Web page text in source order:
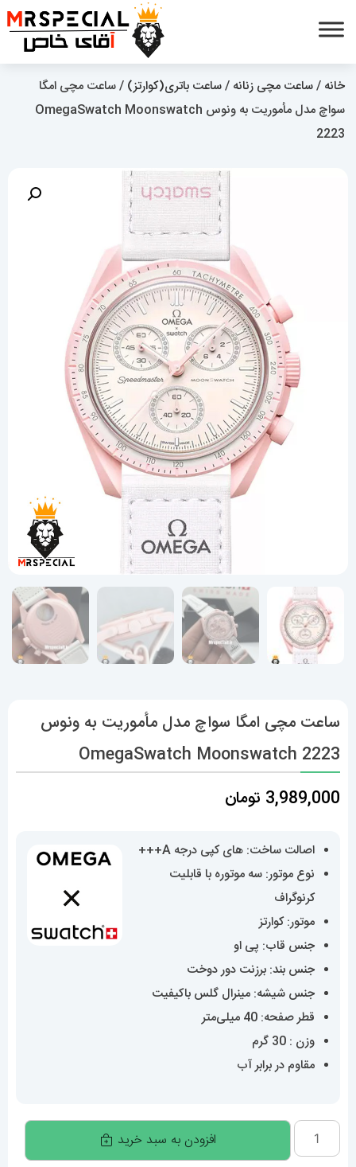
خانه /ساعت مچی زنانه /ساعت باتری(کوارتز) / ساعت مچی امگا
سواچ مدل مأموریت به ونوس OmegaSwatch Moonswatch
2223
ساعت مچی امگا سواچ مدل مأموریت به ونوس
OmegaSwatch Moonswatch 2223
3,989,000 تومان
اصالت ساخت: های کپی درجه A+++
نوع موتور: سه موتوره با قابلیت
کرنوگراف
موتور: کوارتز
جنس قاب: پی او
جنس بند: برزنت دور دوخت
جنس شیشه: مینرال گلس باکیفیت
قطر صفحه: 40 میلی‌متر
وزن : 30 گرم
مقاوم در برابر آب
ساعت
مچی
افزودن به سبد خرید